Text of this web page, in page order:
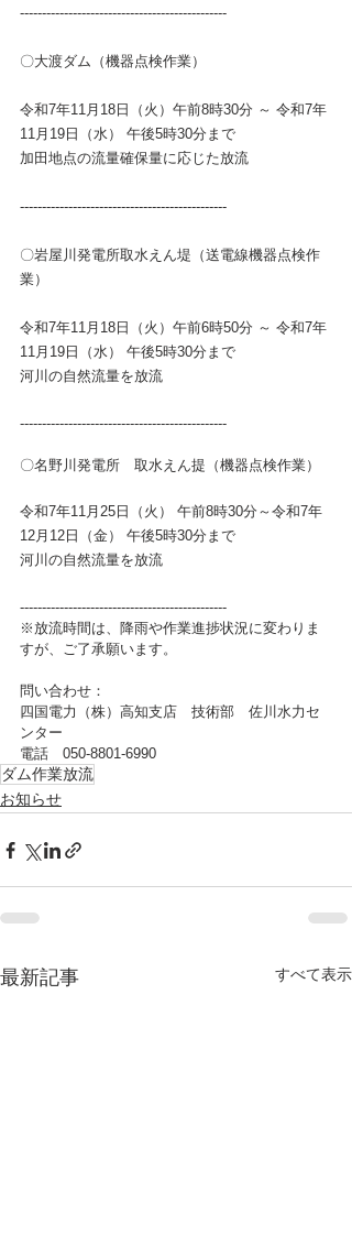
-----------------------------------------------
〇大渡ダム（機器点検作業）
令和7年11月18日（火）午前8時30分 ～ 令和7年
11月19日（水） 午後5時30分まで
加田地点の流量確保量に応じた放流
-----------------------------------------------
〇岩屋川発電所取水えん堤（送電線機器点検作
業）
令和7年11月18日（火）午前6時50分 ～ 令和7年
11月19日（水） 午後5時30分まで
河川の自然流量を放流
-----------------------------------------------
〇名野川発電所　取水えん提（機器点検作業）
令和7年11月25日（火） 午前8時30分～令和7年
12月12日（金） 午後5時30分まで
河川の自然流量を放流
-----------------------------------------------
※放流時間は、降雨や作業進捗状況に変わりま
すが、ご了承願います。
問い合わせ：
四国電力（株）高知支店　技術部　佐川水力セ
ンター
電話　050-8801-6990
ダム作業放流
お知らせ
最新記事 すべて表示